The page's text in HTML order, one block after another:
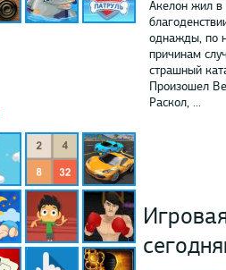
Акелон жил в
однажды, по
причинам
страшный
Произошел
Раскол, ...